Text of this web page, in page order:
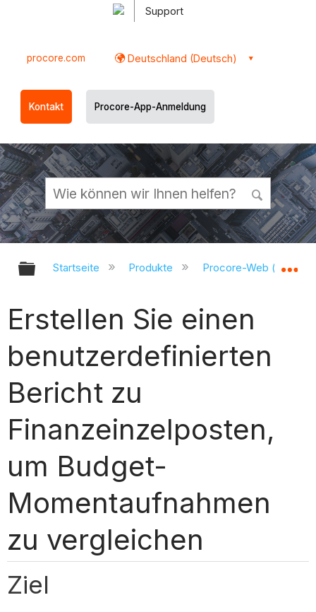
Support
procore.com Deutschland (Deutsch)
Kontakt Procore-App-Anmeldung
Globale Hierarchie auf- und
Startseite Produkte Procore-Web
Erstellen Sie einen
benutzerdefinierten
Bericht zu
Finanzeinzelposten,
um Budget-
Momentaufnahmen
zu vergleichen
Ziel